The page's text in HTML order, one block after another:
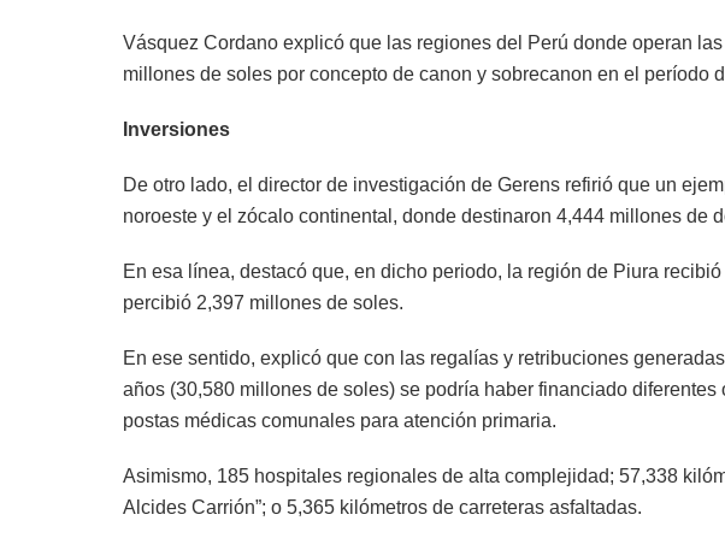
Vásquez Cordano explicó que las regiones del Perú donde operan
millones de soles por concepto de canon y sobrecanon en el período
Inversiones
De otro lado, el director de investigación de Gerens refirió que un
noroeste y el zócalo continental, donde destinaron 4,444 millones de
En esa línea, destacó que, en dicho periodo, la región de Piura
percibió 2,397 millones de soles.
En ese sentido, explicó que con las regalías y retribuciones
años (30,580 millones de soles) se podría haber financiado
postas médicas comunales para atención primaria.
Asimismo, 185 hospitales regionales de alta complejidad; 57,338
Alcides Carrión”; o 5,365 kilómetros de carreteras asfaltadas.